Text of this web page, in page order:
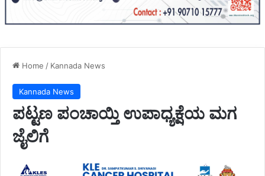
Home / Kannada News
Kannada News
ಪಟ್ಟಣ ಪಂಚಾಯ್ತಿ ಉಪಾಧ್ಯಕ್ಷೆಯ ಮಗ
ಜೈಲಿಗೆ